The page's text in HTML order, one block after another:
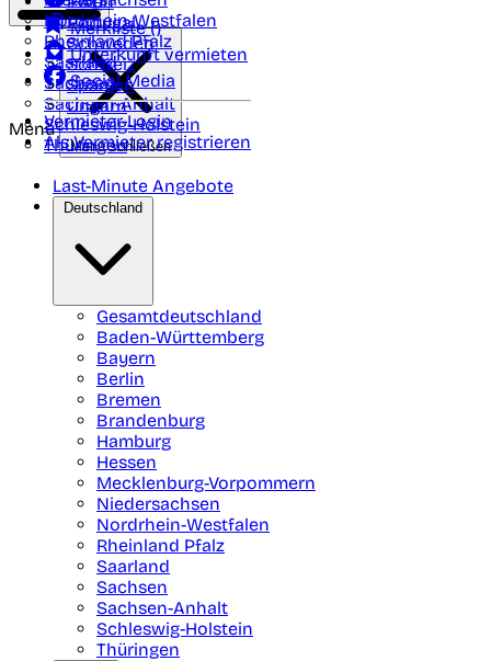
Nordrhein-Westfalen
Rheinland Pfalz
Saarland
Sachsen
Sachsen-Anhalt
Schleswig-Holstein
Thüringen
Portugal
Schweden
Schweiz
Spanien
Ungarn
Merkliste ()
Unterkunft vermieten
Social Media
Vermieter-Login
Als Vermieter registrieren
Menü
Menü schließen
Last-Minute Angebote
Deutschland
Gesamtdeutschland
Baden-Württemberg
Bayern
Berlin
Bremen
Brandenburg
Hamburg
Hessen
Mecklenburg-Vorpommern
Niedersachsen
Nordrhein-Westfalen
Rheinland Pfalz
Saarland
Sachsen
Sachsen-Anhalt
Schleswig-Holstein
Thüringen